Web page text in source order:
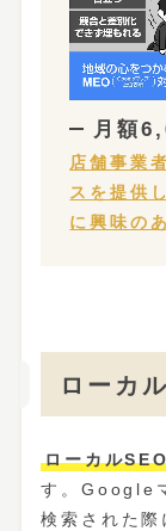
月額
店舗事業
スを提供
に興味の
ローカ
ローカル
す。Google
検索された際